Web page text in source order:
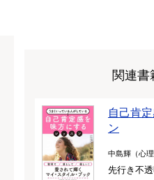
関連書
自己肯
ン
中島輝（心
先行き不